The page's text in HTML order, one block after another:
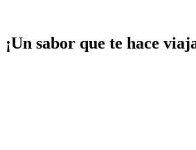
¡Un sabor que te hace